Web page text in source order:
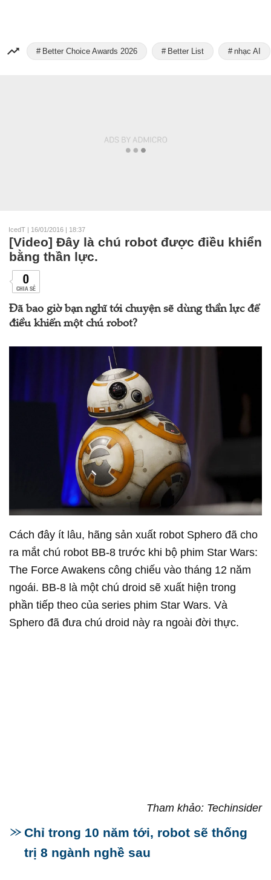
Better Choice Awards 2026 Better List nhạc AI
IcedT | 16/01/2016 | 18:37
[Video] Đây là chú robot được điều khiển
bằng thần lực.
0
CHIA SẺ
Đã bao giờ bạn nghĩ tới chuyện sẽ dùng thần lực để
điều khiển một chú robot?
Cách đây ít lâu, hãng sản xuất robot Sphero đã cho
ra mắt chú robot BB-8 trước khi bộ phim Star Wars:
The Force Awakens công chiếu vào tháng 12 năm
ngoái. BB-8 là một chú droid sẽ xuất hiện trong
phần tiếp theo của series phim Star Wars. Và
Sphero đã đưa chú droid này ra ngoài đời thực.
Tham khảo: Techinsider
Chỉ trong 10 năm tới, robot sẽ thống
trị 8 ngành nghề sau